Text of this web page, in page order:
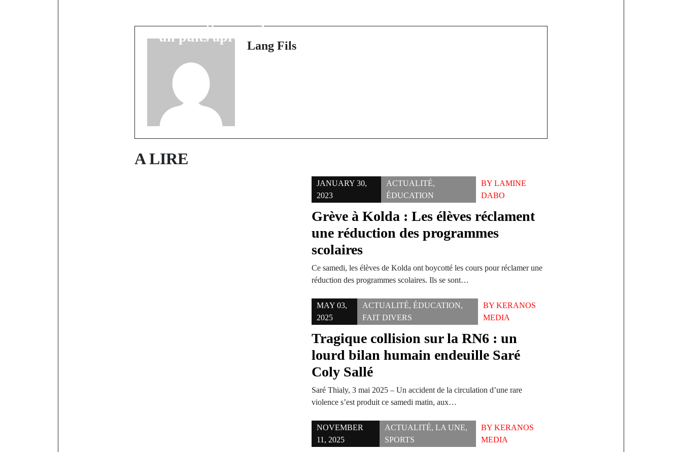
un puits après son service
Lang Fils
A LIRE
JANUARY 30,
2023
ACTUALITÉ,
ÉDUCATION
BYLAMINE
DABO
Grève à Kolda : Les élèves réclament
une réduction des programmes
scolaires
Ce samedi, les élèves de Kolda ont boycotté les cours pour réclamer une
réduction des programmes scolaires. Ils se sont…
MAY 03,
2025
ACTUALITÉ, ÉDUCATION,
FAIT DIVERS
BY KERANOS
MEDIA
Tragique collision sur la RN6 : un
lourd bilan humain endeuille Saré
Coly Sallé
Saré Thialy, 3 mai 2025 – Un accident de la circulation d’une rare
violence s’est produit ce samedi matin, aux…
NOVEMBER
11, 2025
ACTUALITÉ, LA UNE,
SPORTS
BY KERANOS
MEDIA